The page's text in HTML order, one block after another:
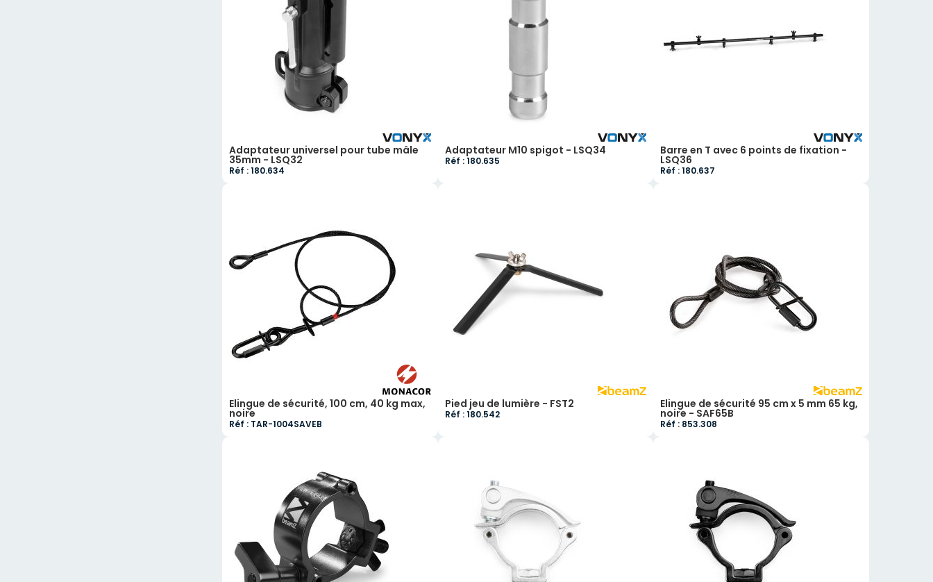
Adaptateur universel pour tube mâle
35mm - LSQ32
Réf : 180.634
Adaptateur M10 spigot - LSQ34
Réf : 180.635
Barre en T avec 6 points de fixation -
LSQ36
Réf : 180.637
Elingue de sécurité, 100 cm, 40 kg max,
noire
Réf : TAR-1004SAVEB
Pied jeu de lumière - FST2
Réf : 180.542
Elingue de sécurité 95 cm x 5 mm 65 kg,
noire - SAF65B
Réf : 853.308